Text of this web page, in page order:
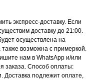
экспресс-доставку. Если
доставку до 21:00.
осуществлена на
возможна с примеркой.
нам в WhatsApp и/или
заказа. Способ оплаты:
Доставка подлежит оплате,